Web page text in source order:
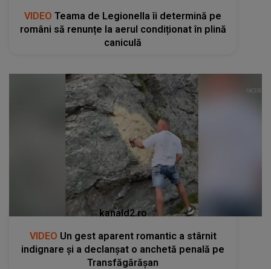
VIDEO Teama de Legionella îi determină pe
români să renunțe la aerul condiționat în plină
caniculă
kanald2.ro
VIDEO Un gest aparent romantic a stârnit
indignare și a declanșat o anchetă penală pe
Transfăgărășan